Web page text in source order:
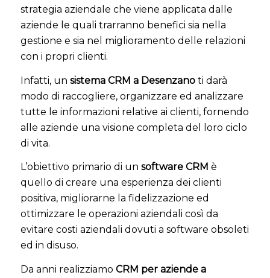
strategia aziendale che viene applicata dalle
aziende le quali trarranno benefici sia nella
gestione e sia nel miglioramento delle relazioni
con i propri clienti.
Infatti, un sistema CRM a Desenzano ti darà
modo di raccogliere, organizzare ed analizzare
tutte le informazioni relative ai clienti, fornendo
alle aziende una visione completa del loro ciclo
di vita.
L’obiettivo primario di un software CRM è
quello di creare una esperienza dei clienti
positiva, migliorarne la fidelizzazione ed
ottimizzare le operazioni aziendali così da
evitare costi aziendali dovuti a software obsoleti
ed in disuso.
Da anni realizziamo CRM per aziende a